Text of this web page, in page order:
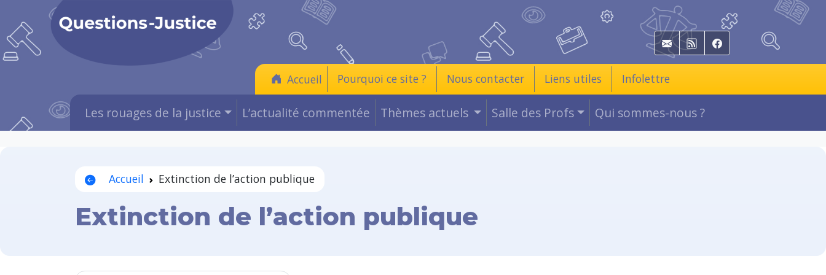
E-mail RSS Facebook
Accueil Pourquoi ce site ? Nous contacter Liens utiles Infolettre
Les rouages de la justice L’actualité commentée Thèmes actuels Salle des Profs Qui sommes-nous ?
Accueil Extinction de l’action publique
Extinction de l’action publique